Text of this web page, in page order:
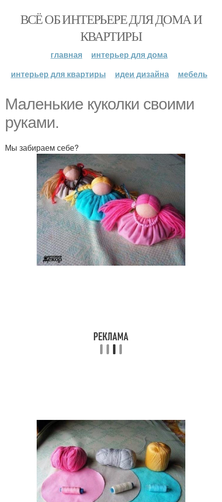
ВСЁ ОБ ИНТЕРЬЕРЕ ДЛЯ ДОМА И
КВАРТИРЫ
главная
интерьер для дома
интерьер для квартиры
идеи дизайна мебель
Маленькие куколки своими
руками.
Мы забираем себе?